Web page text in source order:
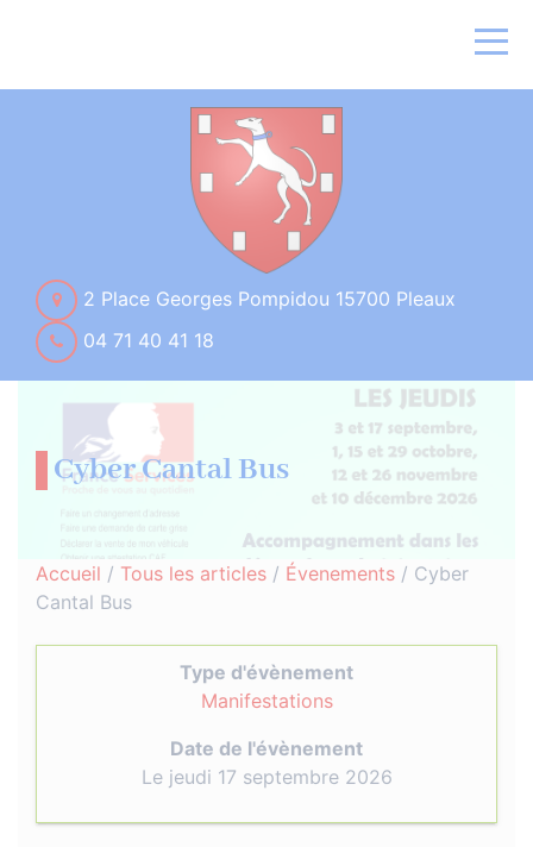
2 Place Georges Pompidou 15700 Pleaux
04 71 40 41 18
Cyber Cantal Bus
Accueil / Tous les articles / Évenements / Cyber
Cantal Bus
Type d'évènement
Manifestations
Date de l'évènement
Le jeudi 17 septembre 2026